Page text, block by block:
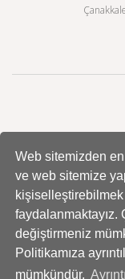
Web sitemizden
ve web sitemize
faydalanmaktayız.
değiştirmeniz
Politikamıza
mümkündür.